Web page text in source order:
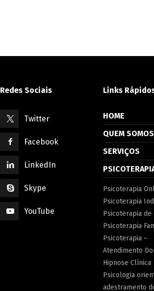
Redes Sociais
Twitter
Facebook
LinkedIn
Skype
YouTube
Links
HOME
QUEM SOMOS
SERVIÇOS
Psicoterapia
Psicoterapia
Psicoterapia de
Psicoterapia
Psicoterapia –
Atendimento
Hipnose Clínica
Psicologia
adestramento